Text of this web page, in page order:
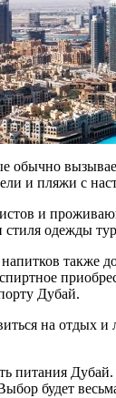
обычно
и пляжи с
и
стиля одежды
также
Дубай.
на отдых
питания
будет